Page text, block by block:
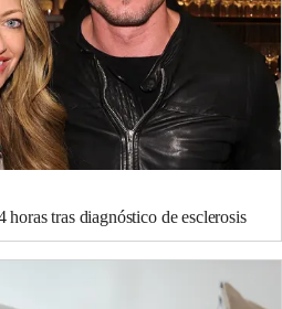
tras diagnóstico de esclerosis